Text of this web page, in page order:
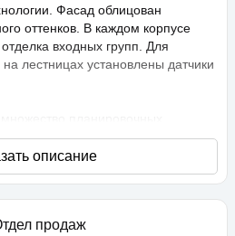
Фасад облицован
оттенков. В каждом корпусе
входных групп. Для
лестницах установлены датчики
планировочных
как классического типа, так и
с подчистовой отделкой,
2,75 метра. В квартирах